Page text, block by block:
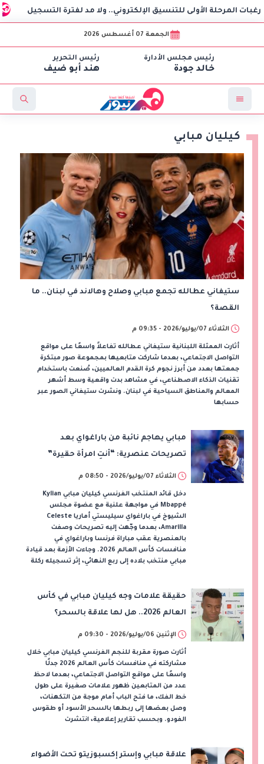
الأولى للتنسيق الإلكتروني.. ولا مد لفترة التسجيل
الجمعة 07 أغسطس 2026
رئيس مجلس الأدارة
خالد جودة
رئيس التحرير
هند أبو ضيف
كيليان مبابي
ستيفاني عطالله تجمع مبابي وصلاح وهالاند في لبنان.. ما
القصة؟
الثلاثاء 07/يوليو/2026 - 09:35 م
أثارت الممثلة اللبنانية ستيفاني عطالله تفاعلاً واسعًا على مواقع
التواصل الاجتماعي، بعدما شاركت متابعيها بمجموعة صور مبتكرة
جمعتها بعدد من أبرز نجوم كرة القدم العالميين، صُنعت باستخدام
تقنيات الذكاء الاصطناعي، في مشاهد بدت واقعية وسط أشهر
المعالم والمناطق السياحية في لبنان. ونشرت ستيفاني الصور عبر
حسابها
مبابي يهاجم نائبة من باراغواي بعد
تصريحات عنصرية: “أنتِ امرأة حقيرة”
الثلاثاء 07/يوليو/2026 - 08:50 م
دخل قائد المنتخب الفرنسي كيليان مبابي Kylian
Mbappé في مواجهة علنية مع عضوة مجلس
الشيوخ في باراغواي سيليستي أماريا Celeste
Amarilla، بعدما وجّهت إليه تصريحات وصفت
بالعنصرية عقب مباراة فرنسا وباراغواي في
منافسات كأس العالم 2026. وجاءت الأزمة بعد قيادة
مبابي منتخب بلاده إلى ربع النهائي، إثر تسجيله ركلة
حقيقة علامات وجه كيليان مبابي في كأس
العالم 2026.. هل لها علاقة بالسحر؟
الإثنين 06/يوليو/2026 - 09:30 م
أثارت صورة مقربة للنجم الفرنسي كيليان مبابي خلال
مشاركته في منافسات كأس العالم 2026 جدلًا
واسعًا على مواقع التواصل الاجتماعي، بعدما لاحظ
عدد من المتابعين ظهور علامات صغيرة على طول
خط الفك، ما فتح الباب أمام موجة من التكهنات،
وصل بعضها إلى ربطها بالسحر الأسود أو طقوس
الفودو. وبحسب تقارير إعلامية، انتشرت
علاقة مبابي وإستر إكسبوزيتو تحت الأضواء